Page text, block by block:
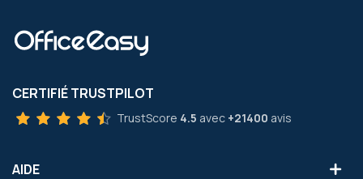
CERTIFIÉ TRUSTPILOT
TrustScore 4.5 avec +21400 avis
AIDE